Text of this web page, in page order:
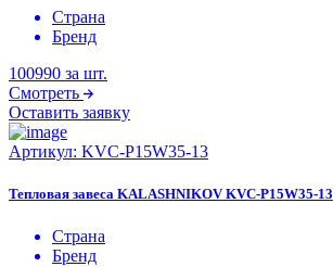
Страна
Бренд
100990 за шт.
Смотреть
Оставить заявку
Артикул: KVC-P15W35-13
Тепловая завеса KALASHNIKOV KVC-P15W35-13
Страна
Бренд